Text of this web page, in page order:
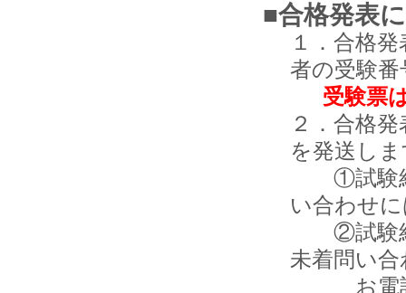
■合格発表
１．合格
者の受験
受験票
２．合格
を発送し
①試験結
い合わせ
②試験結
未着問い
お電話